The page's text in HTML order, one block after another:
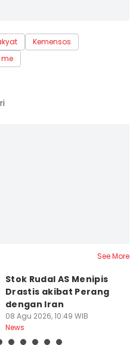
Kemensos
See More
Stok Rudal AS Menipis
Drastis akibat Perang
dengan Iran
08 Agu 2026, 10:49 WIB
News